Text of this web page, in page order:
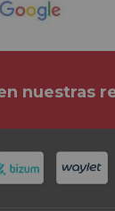
nuestras